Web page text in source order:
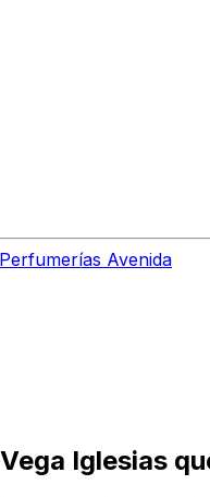
Perfumerías Avenida
Iglesias